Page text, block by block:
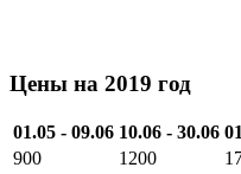
Цены на 2019 год
01.05 - 09.06 10.06 - 30.06
900
1200